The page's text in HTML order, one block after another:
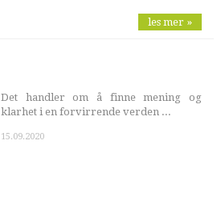
les mer »
Det handler om å finne mening og
klarhet i en forvirrende verden ...
15.09.2020